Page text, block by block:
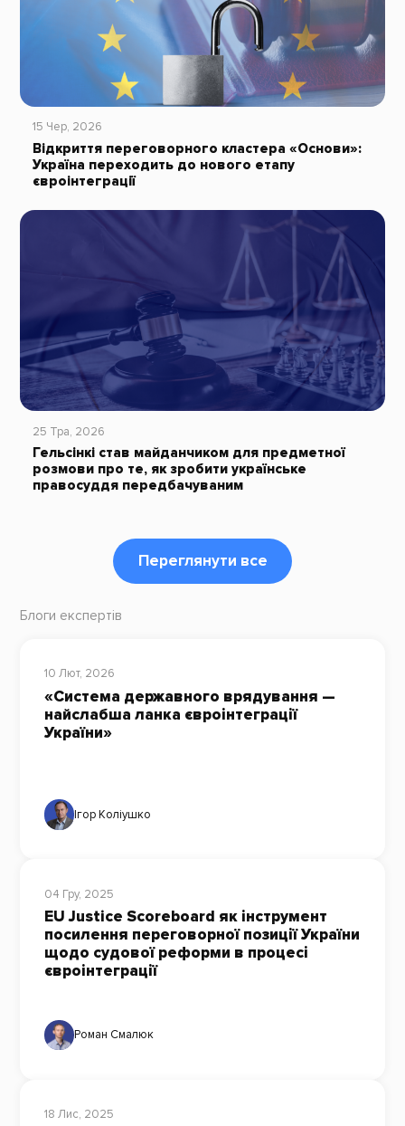
15 Чер, 2026
Відкриття переговорного кластера «Основи»:
Україна переходить до нового етапу
євроінтеграції
25 Тра, 2026
Гельсінкі став майданчиком для предметної
розмови про те, як зробити українське
правосуддя передбачуваним
Переглянути все
Блоги експертів
10 Лют, 2026
«Система державного врядування —
найслабша ланка євроінтеграції
України»
Ігор Коліушко
04 Гру, 2025
EU Justice Scoreboard як інструмент
посилення переговорної позиції України
щодо судової реформи в процесі
євроінтеграції
Роман Смалюк
18 Лис, 2025